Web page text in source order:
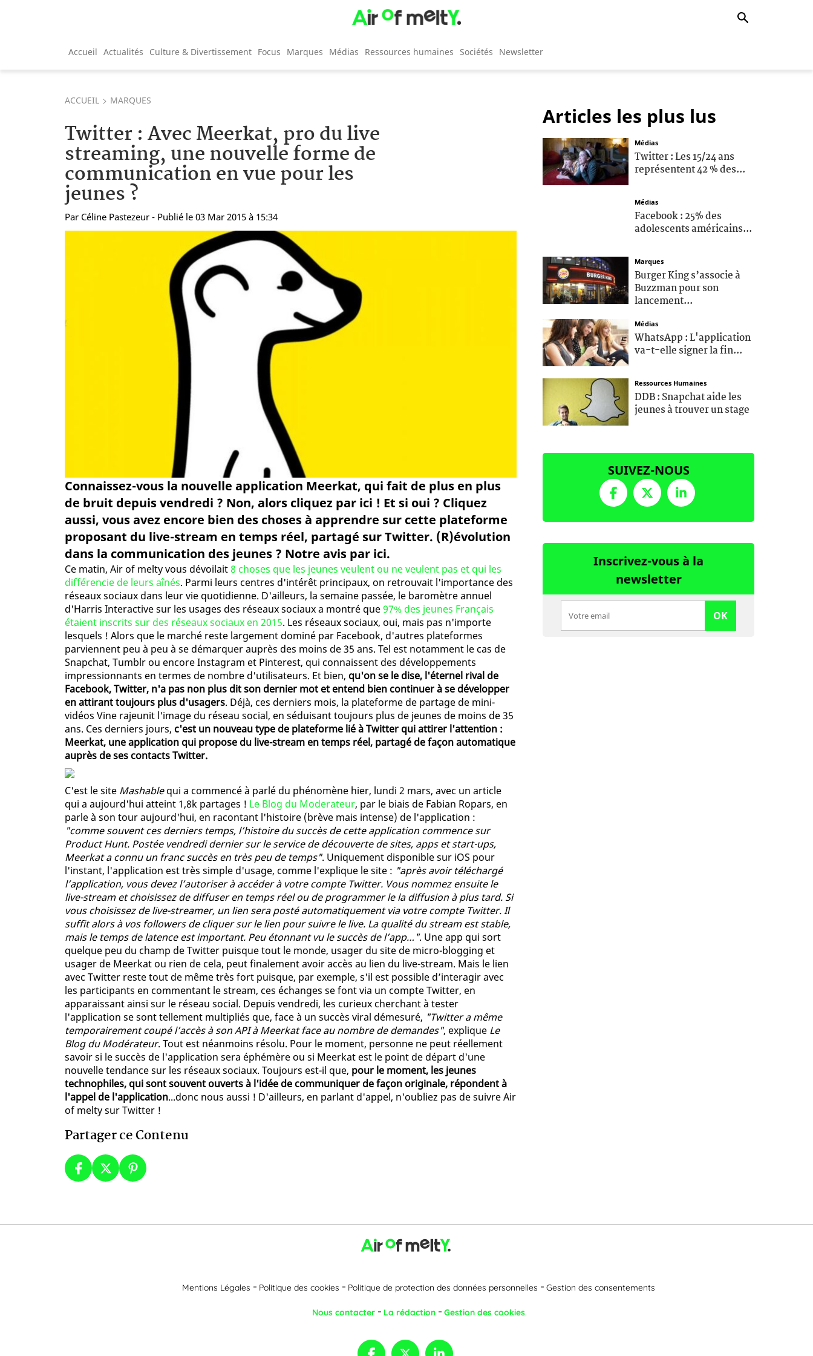
Accueil Actualités Culture & Divertissement Focus Marques Médias Ressources humaines Sociétés Newsletter
ACCUEIL MARQUES
Twitter : Avec Meerkat, pro du live
streaming, une nouvelle forme de
communication en vue pour les
jeunes ?
Par Céline Pastezeur - Publié le 03 Mar 2015 à 15:34
Connaissez-vous la nouvelle application Meerkat, qui fait de plus en plus
de bruit depuis vendredi ? Non, alors cliquez par ici ! Et si oui ? Cliquez
aussi, vous avez encore bien des choses à apprendre sur cette plateforme
proposant du live-stream en temps réel, partagé sur Twitter. (R)évolution
dans la communication des jeunes ? Notre avis par ici.
Ce matin, Air of melty vous dévoilait 8 choses que les jeunes veulent ou ne veulent pas et qui les
différencie de leurs aînés. Parmi leurs centres d'intérêt principaux, on retrouvait l'importance des
réseaux sociaux dans leur vie quotidienne. D'ailleurs, la semaine passée, le baromètre annuel
d'Harris Interactive sur les usages des réseaux sociaux a montré que97% des jeunes Français
étaient inscrits sur des réseaux sociaux en 2015. Les réseaux sociaux, oui, mais pas n'importe
lesquels ! Alors que le marché reste largement dominé par Facebook, d'autres plateformes
parviennent peu à peu à se démarquer auprès des moins de 35 ans. Tel est notamment le cas de
Snapchat, Tumblr ou encore Instagram et Pinterest, qui connaissent des développements
impressionnants en termes de nombre d'utilisateurs. Et bien, qu'on se le dise, l'éternel rival de
Facebook, Twitter, n'a pas non plus dit son dernier mot et entend bien continuer à se développer
en attirant toujours plus d'usagers. Déjà, ces derniers mois, la plateforme de partage de mini-
vidéos Vine rajeunit l'image du réseau social, en séduisant toujours plus de jeunes de moins de 35
ans. Ces derniers jours, c'est un nouveau type de plateforme lié à Twitter qui attirer l'attention :
Meerkat, une application qui propose du live-stream en temps réel, partagé de façon automatique
auprès de ses contacts Twitter.
C'est le site Mashablequi a commencé à parlé du phénomène hier, lundi 2 mars, avec un article
qui a aujourd'hui atteint 1,8k partages ! Le Blog du Moderateur, par le biais de Fabian Ropars, en
parle à son tour aujourd'hui, en racontant l'histoire (brève mais intense) de l'application :
"comme souvent ces derniers temps, l’histoire du succès de cette application commence sur
Product Hunt. Postée vendredi dernier sur le service de découverte de sites, apps et start-ups,
Meerkat a connu un franc succès en très peu de temps". Uniquement disponible sur iOS pour
l'instant, l'application est très simple d'usage, comme l'explique le site : "après avoir téléchargé
l’application, vous devez l’autoriser à accéder à votre compte Twitter. Vous nommez ensuite le
live-stream et choisissez de diffuser en temps réel ou de programmer le la diffusion à plus tard. Si
vous choisissez de live-streamer, un lien sera posté automatiquement via votre compte Twitter. Il
suffit alors à vos followers de cliquer sur le lien pour suivre le live. La qualité du stream est stable,
mais le temps de latence est important. Peu étonnant vu le succès de l’app…". Une app qui sort
quelque peu du champ de Twitter puisque tout le monde, usager du site de micro-blogging et
usager de Meerkat ou rien de cela, peut finalement avoir accès au lien du live-stream. Mais le lien
avec Twitter reste tout de même très fort puisque, par exemple, s'il est possible d’interagir avec
les participants en commentant le stream, ces échanges se font via un compte Twitter, en
apparaissant ainsi sur le réseau social. Depuis vendredi, les curieux cherchant à tester
l'application se sont tellement multipliés que, face à un succès viral démesuré, "Twitter a même
temporairement coupé l’accès à son API à Meerkat face au nombre de demandes", explique Le
Blog du Modérateur. Tout est néanmoins résolu. Pour le moment, personne ne peut réellement
savoir si le succès de l'application sera éphémère ou si Meerkat est le point de départ d'une
nouvelle tendance sur les réseaux sociaux. Toujours est-il que, pour le moment, les jeunes
technophiles, qui sont souvent ouverts à l'idée de communiquer de façon originale, répondent à
l'appel de l'application...donc nous aussi ! D'ailleurs, en parlant d'appel, n'oubliez pas de suivre Air
of melty sur Twitter !
Partager ce Contenu
Articles les plus lus
Médias
Twitter : Les 15/24 ans
représentent 42 % des...
Médias
Facebook : 25% des
adolescents américains...
Marques
Burger King s’associe à
Buzzman pour son
lancement...
Médias
WhatsApp : L'application
va-t-elle signer la fin...
Ressources Humaines
DDB : Snapchat aide les
jeunes à trouver un stage
SUIVEZ-NOUS
Inscrivez-vous à la
newsletter
OK
Mentions Légales Politique des cookies Politique de protection des données personnelles Gestion des consentements
Nous contacter La rédaction Gestion des cookies